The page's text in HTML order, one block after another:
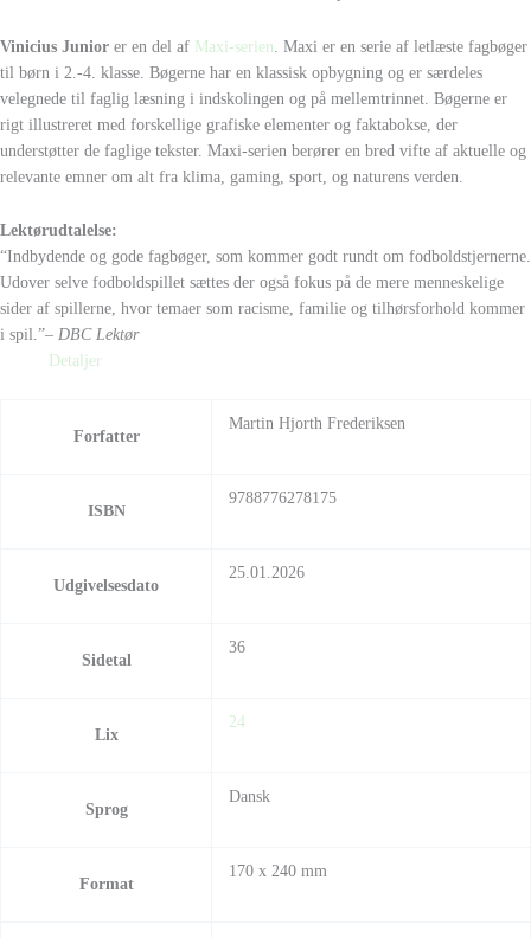
Vinicius Junior er en del af Maxi-serien . Maxi er en serie af letlæste fagbøger
til børn i 2.-4. klasse. Bøgerne har en klassisk opbygning og er særdeles
velegnede til faglig læsning i indskolingen og på mellemtrinnet. Bøgerne er
rigt illustreret med forskellige grafiske elementer og faktabokse, der
understøtter de faglige tekster. Maxi-serien berører en bred vifte af aktuelle og
relevante emner om alt fra klima, gaming, sport, og naturens verden.
Lektørudtalelse:
“Indbydende og gode fagbøger, som kommer godt rundt om fodboldstjernerne.
Udover selve fodboldspillet sættes der også fokus på de mere menneskelige
sider af spillerne, hvor temaer som racisme, familie og tilhørsforhold kommer
i spil.”– DBC Lektør
Detaljer
Forfatter
Martin Hjorth Frederiksen
ISBN
9788776278175
Udgivelsesdato
25.01.2026
Sidetal
36
Lix
24
Sprog
Dansk
Format
170 x 240 mm